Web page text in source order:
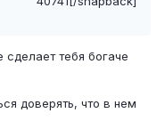
тебя богаче
доверять, что в нем